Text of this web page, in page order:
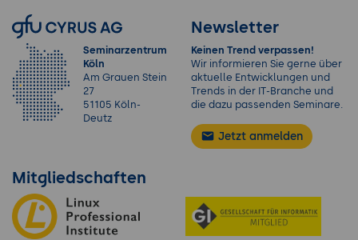
Seminarzentrum
Köln
Am Grauen Stein
27
51105 Köln-
Deutz
Newsletter
Keinen Trend verpassen!
Wir informieren Sie gerne über
aktuelle Entwicklungen und
Trends in der IT-Branche und
die dazu passenden Seminare.
Jetzt anmelden
Mitgliedschaften